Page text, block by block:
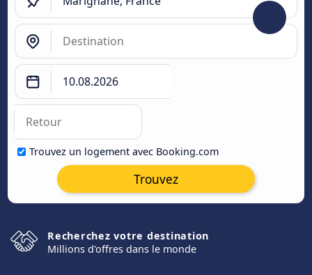
Trouvez un logement avec Booking.com
Trouvez
Recherchez votre destination
Millions d'offres dans le monde